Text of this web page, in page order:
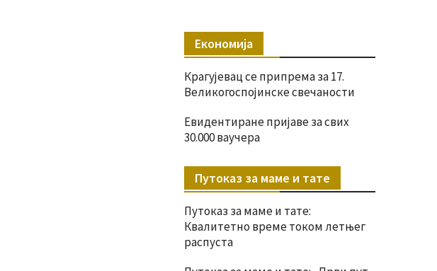
Економија
Крагујевац се припрема за 17.
Великогоспојинске свечаности
Евидентиране пријаве за свих
30.000 ваучера
Путоказ за маме и тате
Путоказ за маме и тате:
Квалитетно време током летњег
распуста